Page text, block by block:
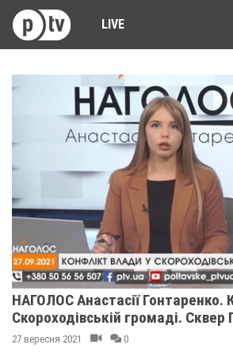
LIVE
НАГОЛОС Анастасії Гонтаренко.
Скороходівській громаді. Сквер
27 вересня 2021 0